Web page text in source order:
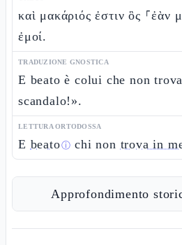
καὶ μακάριός ἐστιν ὃς ⸀ἐὰν
ἐμοί.
TRADUZIONE GNOSTICA
E beato è colui che non
scandalo!».
LETTURA ORTODOSSA
E beatoⓘ chi non trova in
Approfondimento